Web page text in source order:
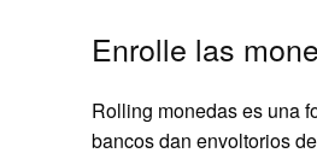
Enrolle las
Rolling monedas es una
bancos dan envoltorios